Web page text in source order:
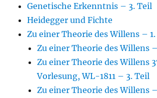
Genetische Erkenntnis – 3. Teil
Heidegger und Fichte
Zu einer Theorie des Willens –
Zu einer Theorie des Willens
Zu einer Theorie des Willens
Vorlesung, WL-1811 – 3. Teil
Zu einer Theorie des Willens